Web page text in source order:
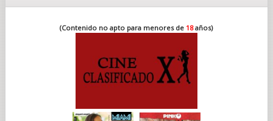
(Contenido no apto para menores de 18años)